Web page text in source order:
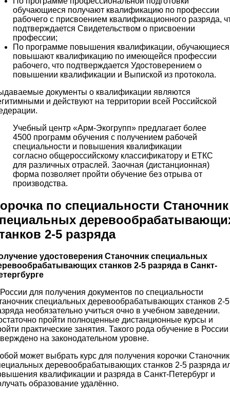
обучающиеся получают квалификацию по профессии
рабочего с присвоением квалификационного разряда,
подтверждается Свидетельством о присвоении
профессии;
По программе повышения квалификации, обучающиеся
повышают квалификацию по имеющейся профессии
рабочего, что подтверждается Удостоверением о
повышении квалификации и Выпиской из протокола.
документы о квалификации являются
и действуют на территории всей Российской
Учебный центр «Арм-Экогрупп» предлагает более
4500 программ обучения с получением рабочей
специальности и повышения квалификации
согласно общероссийскому классификатору и ЕТКС
для различных отраслей. Заочная (дистанционная)
форма позволяет пройти обучение без отрыва от
производства.
по специальности Станочник
2-5 разряда
удостоверения Станочник специальных
станков 2-5 разряда в Санкт-
для получения документов по специальности
специальных деревообрабатывающих станков 2-5
необязательно учиться очно в учебном заведении.
пройти полноценные дистанционные курсы и
практические занятия. Такого рода обучение в России
на законодательном уровне.
может выбрать курс для получения корочки Станочник
деревообрабатывающих станков 2-5 разряда
квалификации и разряда в Санкт-Петербург и
образование удалённо.